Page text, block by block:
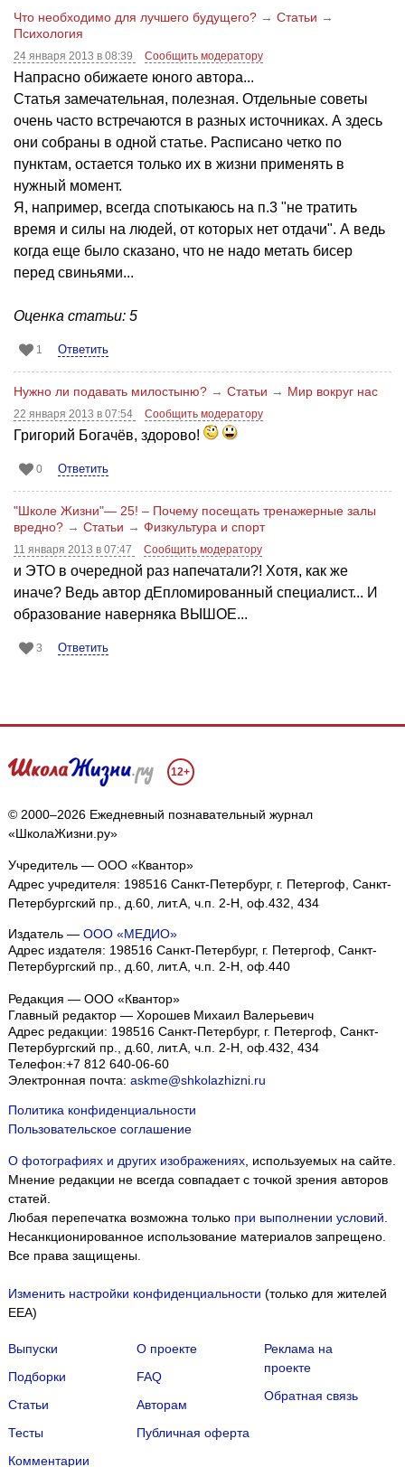
Что необходимо для лучшего будущего? → Статьи →
Психология
24 января 2013 в 08:39 Сообщить модератору
Напрасно обижаете юного автора...
Статья замечательная, полезная. Отдельные советы
очень часто встречаются в разных источниках. А здесь
они собраны в одной статье. Расписано четко по
пунктам, остается только их в жизни применять в
нужный момент.
Я, например, всегда спотыкаюсь на п.3 "не тратить
время и силы на людей, от которых нет отдачи". А ведь
когда еще было сказано, что не надо метать бисер
перед свиньями...
Оценка статьи: 5
1 Ответить
Нужно ли подавать милостыню? → Статьи → Мир вокруг нас
22 января 2013 в 07:54 Сообщить модератору
Григорий Богачёв, здорово!
0 Ответить
"Школе Жизни"— 25! – Почему посещать тренажерные залы
вредно? → Статьи → Физкультура и спорт
11 января 2013 в 07:47 Сообщить модератору
и ЭТО в очередной раз напечатали?! Хотя, как же
иначе? Ведь автор дЕпломированный специалист... И
образование наверняка ВЫШОЕ...
3 Ответить
12+
© 2000–2026 Ежедневный познавательный журнал
«ШколаЖизни.ру»
Учредитель — ООО «Квантор»
Адрес учредителя: 198516 Санкт-Петербург, г. Петергоф, Санкт-
Петербургский пр., д.60, лит.А, ч.п. 2-Н, оф.432, 434
Издатель — ООО «МЕДИО»
Адрес издателя: 198516 Санкт-Петербург, г. Петергоф, Санкт-
Петербургский пр., д.60, лит.А, ч.п. 2-Н, оф.440
Редакция — ООО «Квантор»
Главный редактор — Хорошев Михаил Валерьевич
Адрес редакции: 198516 Санкт-Петербург, г. Петергоф Санкт-
Петербургский пр., д.60, лит.А, ч.п. 2-Н, оф.432, 434
Телефон:+7 812 640-06-60
Электронная почта: askme@shkolazhizni.ru
Политика конфиденциальности
Пользовательское соглашение
О фотографиях и других изображениях, используемых на сайте.
Мнение редакции не всегда совпадает с точкой зрения авторов
статей.
Любая перепечатка возможна только при выполнении условий
Несанкционированное использование материалов запрещено.
Все права защищены.
Изменить настройки конфиденциальности (только для жителей
EEA)
Выпуски
Подборки
Статьи
Тесты
Комментарии
О проекте
FAQ
Авторам
Публичная оферта
Реклама на
проекте
Обратная связь